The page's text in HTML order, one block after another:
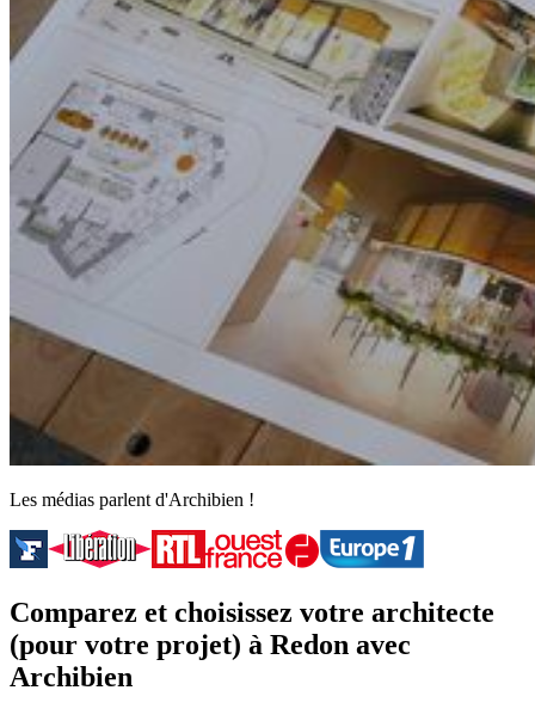
Les médias parlent d'Archibien !
Comparez et choisissez votre architecte
(pour votre projet) à Redon avec
Archibien